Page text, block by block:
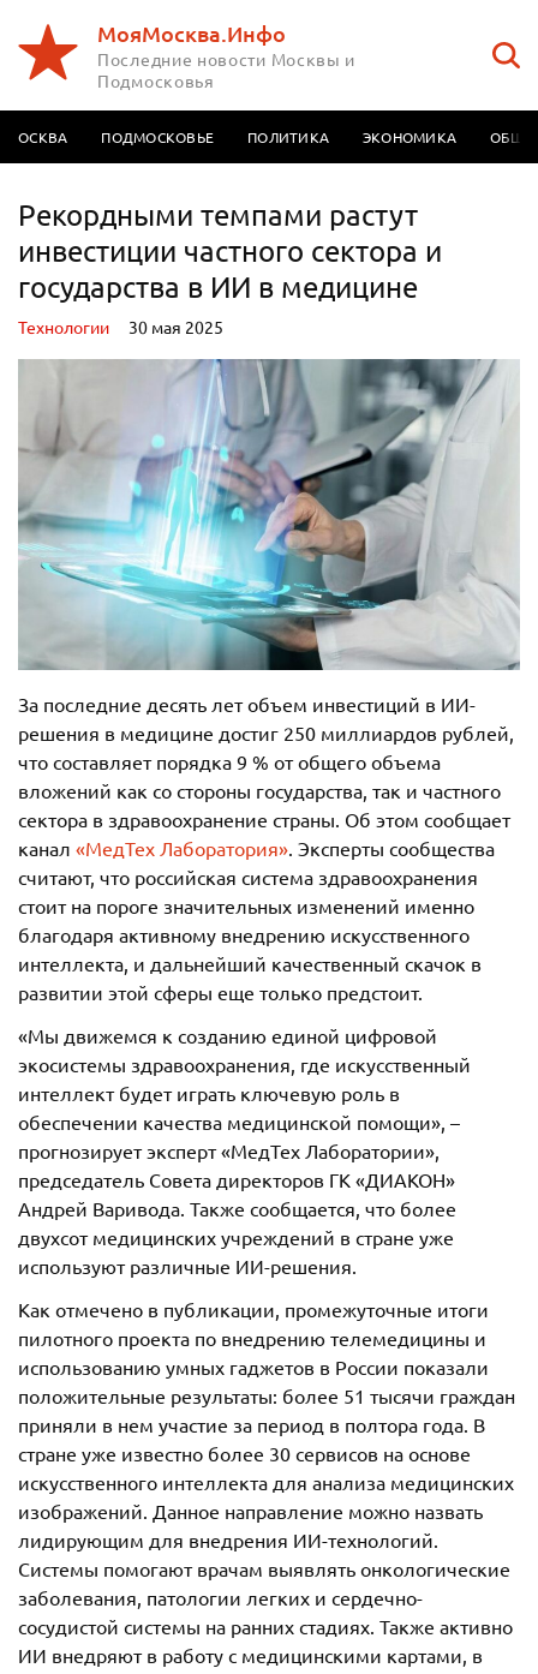
МояМосква.Инфо
Последние новости Москвы и
Подмосковья
МОСКВА ПОДМОСКОВЬЕ ПОЛИТИКА ЭКОНОМИКА
Рекордными темпами растут
инвестиции частного сектора и
государства в ИИ в медицине
Технологии 30 мая 2025
За последние десять лет объем инвестиций в ИИ-
решения в медицине достиг 250 миллиардов рублей,
что составляет порядка 9 % от общего объема
вложений как со стороны государства, так и частного
сектора в здравоохранение страны. Об этом сообщает
канал «МедТех Лаборатория». Эксперты сообщества
считают, что российская система здравоохранения
стоит на пороге значительных изменений именно
благодаря активному внедрению искусственного
интеллекта, и дальнейший качественный скачок в
развитии этой сферы еще только предстоит.
«Мы движемся к созданию единой цифровой
экосистемы здравоохранения, где искусственный
интеллект будет играть ключевую роль в
обеспечении качества медицинской помощи», –
прогнозирует эксперт «МедТех Лаборатории»,
председатель Совета директоров ГК «ДИАКОН»
Андрей Варивода. Также сообщается, что более
двухсот медицинских учреждений в стране уже
используют различные ИИ-решения.
Как отмечено в публикации, промежуточные итоги
пилотного проекта по внедрению телемедицины и
использованию умных гаджетов в России показали
положительные результаты: более 51 тысячи граждан
приняли в нем участие за период в полтора года. В
стране уже известно более 30 сервисов на основе
искусственного интеллекта для анализа медицинских
изображений. Данное направление можно назвать
лидирующим для внедрения ИИ-технологий.
Системы помогают врачам выявлять онкологические
заболевания, патологии легких и сердечно-
сосудистой системы на ранних стадиях. Также активно
ИИ внедряют в работу с медицинскими картами, в